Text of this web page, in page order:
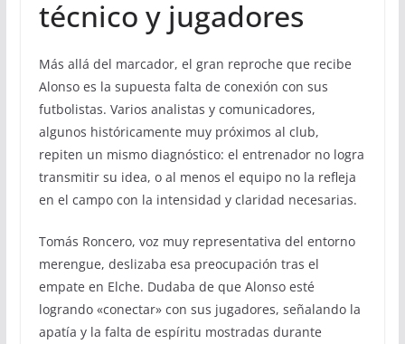
técnico y jugadores
Más allá del marcador, el gran reproche que recibe
Alonso es la supuesta falta de conexión con sus
futbolistas. Varios analistas y comunicadores,
algunos históricamente muy próximos al club,
repiten un mismo diagnóstico: el entrenador no logra
transmitir su idea, o al menos el equipo no la refleja
en el campo con la intensidad y claridad necesarias.
Tomás Roncero, voz muy representativa del entorno
merengue, deslizaba esa preocupación tras el
empate en Elche. Dudaba de que Alonso esté
logrando «conectar» con sus jugadores, señalando la
apatía y la falta de espíritu mostradas durante